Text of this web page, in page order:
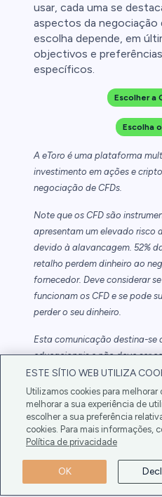
usar, cada uma se
aspectos da negociação
escolha depende, em
objectivos e
específicos.
Escolher a
Escolha
A eToro é uma plataforma
investimento em ações e
negociação de CFDs.
Note que os CFD são
apresentam um elevado risco
devido à alavancagem. 52%
retalho perdem dinheiro ao
fornecedor. Deve considerar
funcionam os CFD e se pode
perder o seu dinheiro.
Esta comunicação destina-se
educacionais e não deve ser
aconselhamento ou
desempenho passado não é
O Copy Trading não constitui
investimento. O valor dos seus
descer. O seu capital está em
Não invista a menos que
ESTE SÍTIO WEB UTILIZA
Utilizamos cookies para
melhorar a sua experiência de
escolher a sua preferência
cookies. Para mais informações,
Política de privacidade
OK